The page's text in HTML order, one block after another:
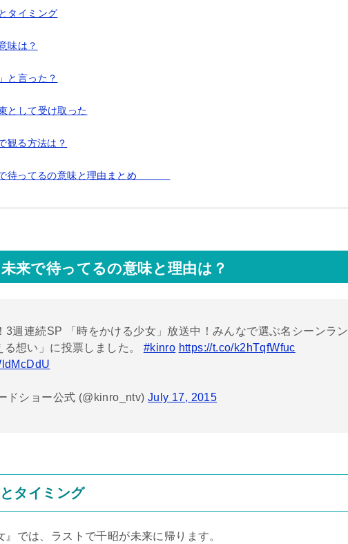
タイミング
味は？
と言った？
として受け取った
観る方法は？
で待ってるの意味と理由まとめ
来で待ってるの意味と理由は？
3週連続SP 「時をかける少女」放送中！みんなで選ぶ名シーンラン
想い」に投票しました。 #kinro https://t.co/k2hTqfWfuc
ドショー公式 (@kinro_ntv) July 17, 2015
タイミング
では、ラストで千昭が未来に帰ります。